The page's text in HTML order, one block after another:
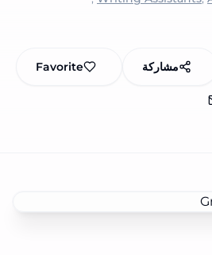
مشاركة Favorite